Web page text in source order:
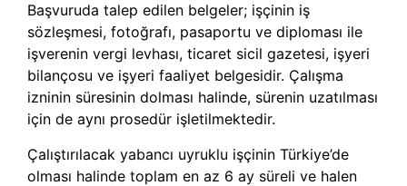
Başvuruda talep edilen belgeler; işçinin iş
sözleşmesi, fotoğrafı, pasaportu ve diploması ile
işverenin vergi levhası, ticaret sicil gazetesi, işyeri
bilançosu ve işyeri faaliyet belgesidir. Çalışma
izninin süresinin dolması halinde, sürenin uzatılması
için de aynı prosedür işletilmektedir.
Çalıştırılacak yabancı uyruklu işçinin Türkiye’de
olması halinde toplam en az 6 ay süreli ve halen